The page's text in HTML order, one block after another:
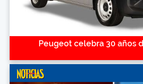
Peugeot celebra 30 años